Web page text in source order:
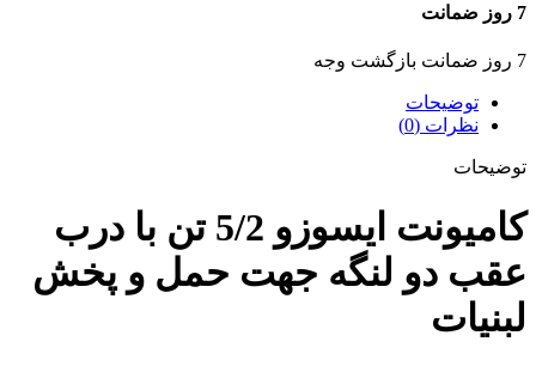
7 روز ضمانت
7 روز ضمانت بازگشت وجه
توضیحات
نظرات (0)
توضیحات
کامیونت ایسوزو 5/2 تن با درب
عقب دو لنگه جهت حمل و پخش
لبنیات